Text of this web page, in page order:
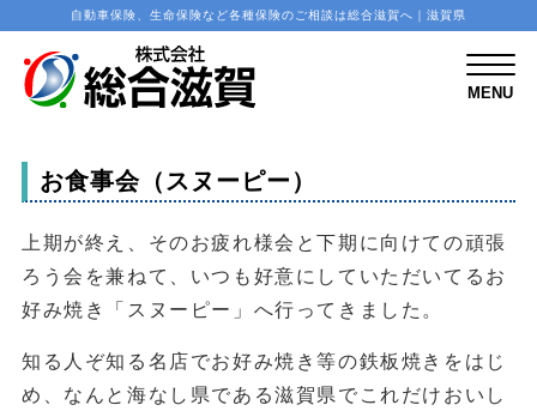
自動車保険、生命保険など各種保険のご相談は総合滋賀へ｜滋賀県
M
E
N
MENU
お食事会（スヌーピー）
上期が終え、そのお疲れ様会と下期に向けての頑張
ろう会を兼ねて、いつも好意にしていただいてるお
好み焼き「スヌーピー」へ行ってきました。
知る人ぞ知る名店でお好み焼き等の鉄板焼きをはじ
め、なんと海なし県である滋賀県でこれだけおいし